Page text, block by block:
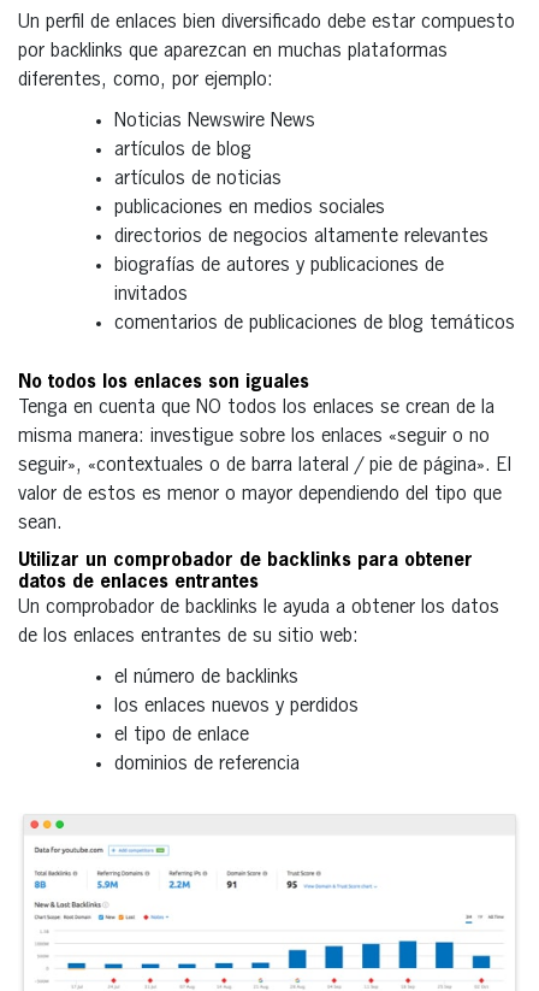
Un perfil de enlaces bien diversificado debe estar compuesto
por backlinks que aparezcan en muchas plataformas
diferentes, como, por ejemplo:
Noticias Newswire News
artículos de blog
artículos de noticias
publicaciones en medios sociales
directorios de negocios altamente relevantes
biografías de autores y publicaciones de
invitados
comentarios de publicaciones de blog temáticos
No todos los enlaces son iguales
Tenga en cuenta que NO todos los enlaces se crean de la
misma manera: investigue sobre los enlaces «seguir o no
seguir», «contextuales o de barra lateral / pie de página». El
valor de estos es menor o mayor dependiendo del tipo que
sean.
Utilizar un comprobador de backlinks para obtener
datos de enlaces entrantes
Un comprobador de backlinks le ayuda a obtener los datos
de los enlaces entrantes de su sitio web:
el número de backlinks
los enlaces nuevos y perdidos
el tipo de enlace
dominios de referencia